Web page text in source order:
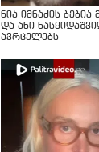
ნია იმნაძის
და ანი
ავრცელებს